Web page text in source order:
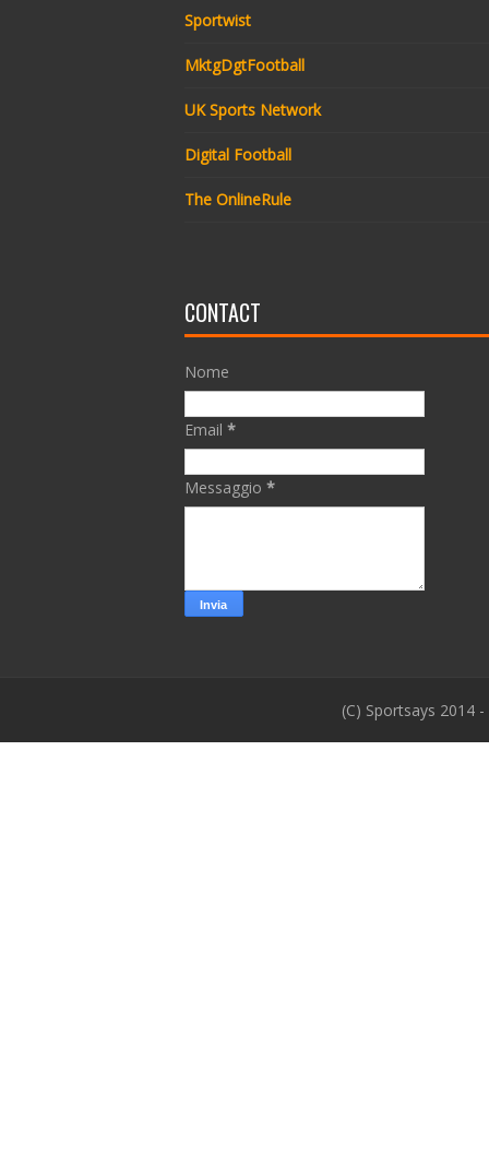
Sportwist
MktgDgtFootball
UK Sports Network
Digital Football
The OnlineRule
CONTACT
Nome
Email *
Messaggio *
(C) Sportsays 2014